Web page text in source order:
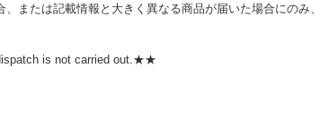
または記載情報と大きく異なる商品が届いた場合にのみ
is not carried out.★★